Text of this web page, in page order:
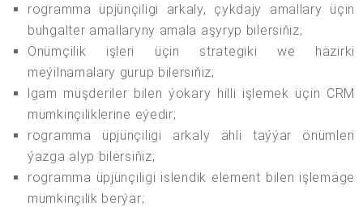
rogramma üpjünçiligi arkaly, çykdajy amallary üçin
buhgalter amallaryny amala aşyryp bilersiňiz;
Önümçilik işleri üçin strategiki we häzirki
meýilnamalary gurup bilersiňiz;
lgam müşderiler bilen ýokary hilli işlemek üçin CRM
mümkinçiliklerine eýedir;
rogramma üpjünçiligi arkaly ähli taýýar önümleri
ýazga alyp bilersiňiz;
rogramma üpjünçiligi islendik element bilen işlemäge
mümkinçilik berýär;